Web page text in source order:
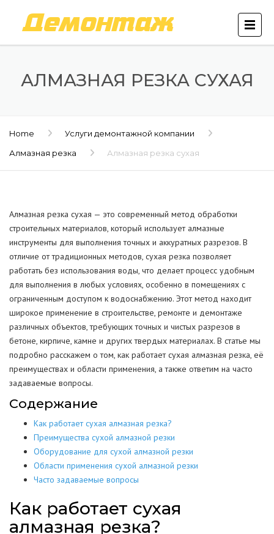
АЛМАЗНАЯ РЕЗКА СУХАЯ
Home
Услуги демонтажной компании
Алмазная резка
Алмазная резка сухая
Алмазная резка сухая — это современный метод обработки
строительных материалов, который использует алмазные
инструменты для выполнения точных и аккуратных разрезов. В
отличие от традиционных методов, сухая резка позволяет
работать без использования воды, что делает процесс удобным
для выполнения в любых условиях, особенно в помещениях с
ограниченным доступом к водоснабжению. Этот метод находит
широкое применение в строительстве, ремонте и демонтаже
различных объектов, требующих точных и чистых разрезов в
бетоне, кирпиче, камне и других твердых материалах. В статье мы
подробно расскажем о том, как работает сухая алмазная резка, её
преимуществах и области применения, а также ответим на часто
задаваемые вопросы.
Содержание
Как работает сухая алмазная резка?
Преимущества сухой алмазной резки
Оборудование для сухой алмазной резки
Области применения сухой алмазной резки
Часто задаваемые вопросы
Как работает сухая
алмазная резка?